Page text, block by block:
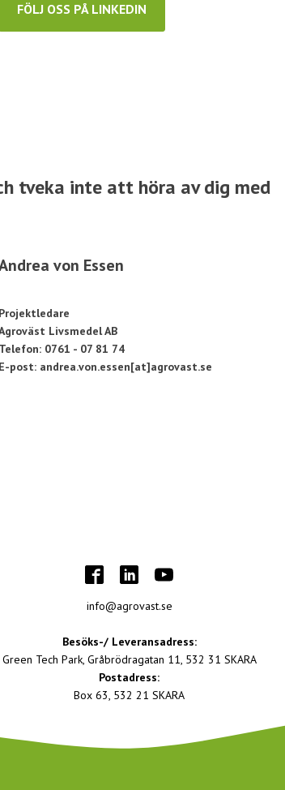
FÖLJ OSS PÅ LINKEDIN
tveka inte att höra av dig med
von Essen
Projektledare
Livsmedel AB
Telefon: 0761 - 07 81 74
E-post: andrea.von.essen[at]agrovast.se
info@agrovast.se
Besöks-/ Leveransadress:
Green Tech Park, Gråbrödragatan 11, 532 31 SKARA
Postadress:
Box 63, 532 21 SKARA